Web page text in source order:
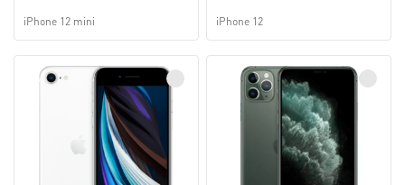
iPhone 12 mini iPhone 12